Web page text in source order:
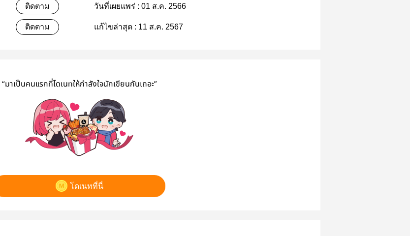
ติดตาม
ติดตาม
วันที่เผยแพร่ : 01 ส.ค. 2566
แก้ไขล่าสุด : 11 ส.ค. 2567
“มาเป็นคนแรกที่โดเนทให้กำลังใจนักเขียนกันเถอะ”
โดเนทที่นี่